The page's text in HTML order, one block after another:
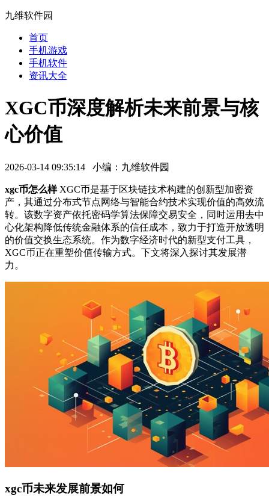
九维软件园
首页
手机游戏
手机软件
资讯大全
XGC币深度解析未来前景与核
心价值
2026-03-14 09:35:14 小编：九维软件园
xgc币怎么样XGC币是基于区块链技术构建的创新型加密资
产，其通过分布式节点网络与智能合约技术实现价值的高效流
转。该数字资产依托密码学算法保障交易安全，同时运用去中
心化架构降低传统金融体系的信任成本，致力于打造开放透明
的价值交换生态系统。作为数字经济时代的新型支付工具，
XGC币正在重塑价值传输方式。下文将深入探讨其发展潜
力。
xgc币未来发展前景如何